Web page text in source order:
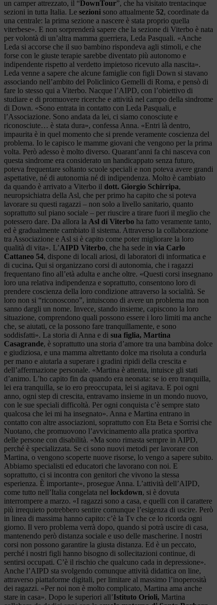
un camper attrezzato, il “DownTour”, che ha visitato trentacinque
sezioni in tutta Italia. Le sezioni sono attualmente 52, coordinate da
una centrale: la prima sezione a nascere è stata proprio quella
viterbese». E non sorprenderà sapere che la sezione di Viterbo è nata
per volontà di un’altra mamma guerriera, Leda Pasquali. «Anche
Leda si accorse che il suo bambino rispondeva agli stimoli, e che
forse con le giuste terapie sarebbe diventato più autonomo e
indipendente rispetto al verdetto impietoso ricevuto alla nascita».
Leda venne a sapere che alcune famiglie con figli Down si stavano
associando nell’ambito del Policlinico Gemelli di Roma, e pensò di
fare lo stesso qui a Viterbo. Nacque l’AIPD, con l’obiettivo di
studiare e di promuovere ricerche e attività nel campo della sindrome
di Down. «Sono entrata in contatto con Leda Pasquali, e
l’Associazione. Sono andata da lei, ci siamo conosciute e
riconosciute… è stata dura», confessa Anna. «Entri là dentro,
impaurita è in quel momento che si prende veramente coscienza del
problema. Io le capisco le mamme giovani che vengono per la prima
volta. Però adesso è molto diverso. Quarant’anni fa chi nasceva con
questa sindrome era considerato un handicappato senza futuro,
poteva frequentare soltanto scuole speciali e non poteva avere grandi
aspettative, né di autonomia né di indipendenza. Molto è cambiato
da quando è arrivato a Viterbo il dott. Giorgio Schirripa,
neuropsichiatra della Asl, che per primo ha capito che si poteva
lavorare su questi ragazzi – non solo a livello sanitario, quanto
soprattutto sul piano sociale – per riuscire a tirare fuori il meglio che
potessero dare. Da allora la Asl di Viterbo ha fatto veramente tanto,
ed è gradualmente cambiato il sistema. Attraverso la collaborazione
tra Associazione e Asl si è capito come poter migliorare la loro
qualità di vita». L’AIPD Viterbo, che ha sede in via Carlo
Cattaneo 54, dispone di locali ariosi, di laboratori di informatica e
di cucina. Qui si organizzano corsi di autonomia, che i ragazzi
frequentano fino all’età adulta e anche oltre. «Questi corsi insegnano
loro una relativa indipendenza e soprattutto, consentono loro di
prendere coscienza della loro condizione attraverso la socialità. Se
loro non si “riconoscono”, intuiscono di avere un problema ma non
sanno dargli un nome. Invece, stando insieme, capiscono la loro
situazione, comprendono quali possono essere i loro limiti ma anche
che, se aiutati, ce la possono fare tranquillamente, e sono
soddisfatti». La storia di Anna e di sua figlia, Martina
Casagrande, è soprattutto una storia d’amore tra una bambina dolce
e giudiziosa, e una mamma altrettanto dolce ma risoluta a condurla
per mano e aiutarla a superare i gradini ripidi della crescita e
dell’affermazione personale. «Martina è attenta, intuisce gli stati
d’animo. L’ho capito fin da quando era neonata: se io ero tranquilla,
lei era tranquilla, se io ero preoccupata, lei si agitava. E poi ogni
anno, ogni step di crescita, entravamo insieme in un mondo nuovo,
con le sue speciali difficoltà. Per ogni conquista c’è sempre stato
qualcosa che lei mi ha insegnato». Anna e Martina entrano in
contatto con altre associazioni, soprattutto con Eta Beta e Sorrisi che
Nuotano, che promuovono l’avvicinamento alla pratica sportiva
delle persone con disabilità. «Ma sono rimasta sempre in AIPD,
perché è specializzata. Se ci sono nuovi metodi per lavorare con
Martina, o vengono scoperte nuove risorse, lo vengo a sapere subito.
Abbiamo specialisti ed educatori che lavorano con noi. E
soprattutto, ci si incontra con genitori che vivono la stessa
esperienza. È importante», prosegue Anna. L’attività dell’AIPD,
come tutto nell’Italia congelata nel lockdown, si è dovuta
interrompere a marzo. «I ragazzi sono a casa, e quelli con il carattere
più irrequieto potrebbero sentire comunque l’esigenza di uscire. Però
in linea di massima hanno capito: c’è la Tv che ce lo ricorda ogni
giorno. Il vero problema verrà dopo, quando si potrà uscire di casa,
mantenendo però distanza sociale e uso delle mascherine. I nostri
corsi non possono garantire la giusta distanza. Ed è un peccato,
perché i nostri figli hanno bisogno di sollecitazioni continue, di
sentirsi occupati. C’è il rischio che qualcuno cada in depressione».
Anche l’AIPD sta svolgendo comunque attività didattica on line,
attraverso piattaforme digitali, per limitare al massimo l’inoperosità
dei ragazzi. «Per noi non è molto complicato, Martina ama anche
stare in casa». Dopo le superiori all’Istituto Orioli, Martina